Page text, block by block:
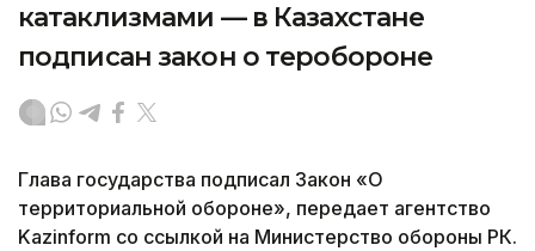
катаклизмами — в Казахстане
подписан закон о теробороне
Глава государства подписал Закон «О
территориальной обороне», передает агентство
Kazinform со ссылкой на Министерство обороны РК.